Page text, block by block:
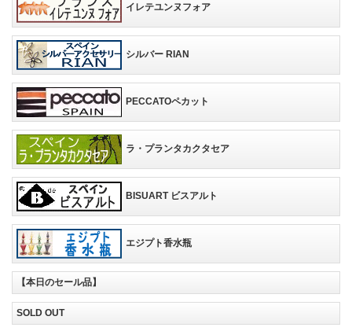
イレテユンヌフォア
シルバー RIAN
PECCATOペカット
ラ・プランタカクタセア
BISUART ビスアルト
エジプト香水瓶
【本日のセール品】
SOLD OUT